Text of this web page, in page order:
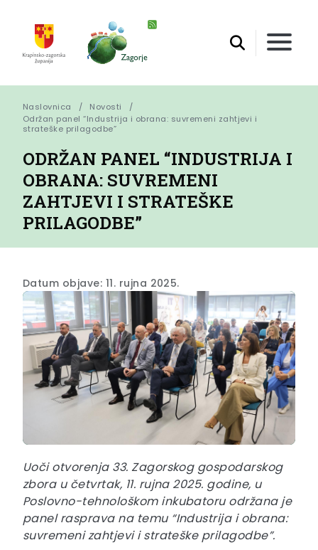
Naslovnica
Novosti
Održan panel “Industrija i obrana: suvremeni zahtjevi i
strateške prilagodbe”
ODRŽAN PANEL “INDUSTRIJA I
OBRANA: SUVREMENI
ZAHTJEVI I STRATEŠKE
PRILAGODBE”
Datum objave: 11. rujna 2025.
Uoči otvorenja 33. Zagorskog gospodarskog
zbora u četvrtak, 11. rujna 2025. godine, u
Poslovno-tehnološkom inkubatoru održana je
panel rasprava na temu “Industrija i obrana:
suvremeni zahtjevi i strateške prilagodbe”.